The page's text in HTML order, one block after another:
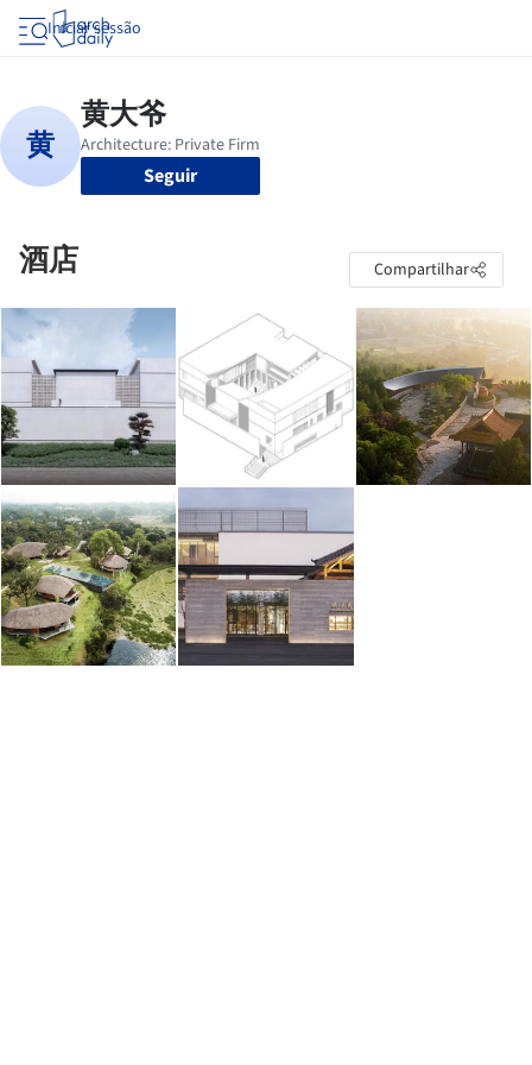
Iniciar sessão
Seguir
酒店 Compartilhar